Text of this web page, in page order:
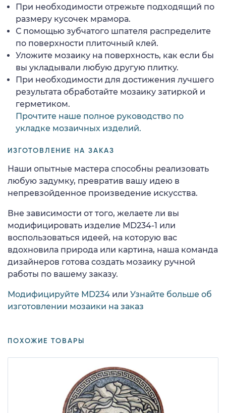
При необходимости отрежьте подходящий по
размеру кусочек мрамора.
С помощью зубчатого шпателя распределите
по поверхности плиточный клей.
Уложите мозаику на поверхность, как если бы
вы укладывали любую другую плитку.
При необходимости для достижения лучшего
результата обработайте мозаику затиркой и
герметиком.
Прочтите наше полное руководство по
укладке мозаичных изделий.
ИЗГОТОВЛЕНИЕ НА ЗАКАЗ
Наши опытные мастера способны реализовать
любую задумку, превратив вашу идею в
непревзойденное произведение искусства.
Вне зависимости от того, желаете ли вы
модифицировать изделие MD234-1 или
воспользоваться идеей, на которую вас
вдохновила природа или картина, наша команда
дизайнеров готова создать мозаику ручной
работы по вашему заказу.
Модифицируйте MD234 или Узнайте больше об
изготовлении мозаики на заказ
ПОХОЖИЕ ТОВАРЫ